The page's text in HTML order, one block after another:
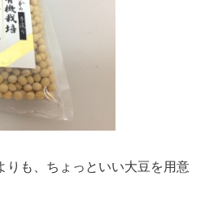
りも、ちょっといい大豆を用意